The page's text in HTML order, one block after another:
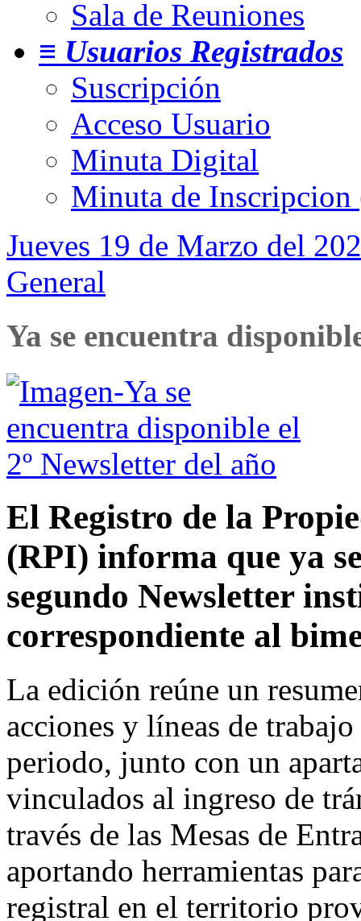
Sala de Reuniones
≡ Usuarios Registrados
Suscripción
Acceso Usuario
Minuta Digital
Minuta de Inscripcion
Jueves 19 de Marzo del
General
Ya se encuentra
El Registro de la
(RPI) informa que ya
segundo Newsletter
correspondiente al
La edición reúne un
acciones y líneas de
periodo, junto con un
vinculados al ingreso de
través de las Mesas de
aportando herramientas
registral en el territorio